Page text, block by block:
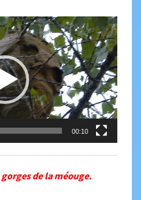
00:10
gorges de la méouge.